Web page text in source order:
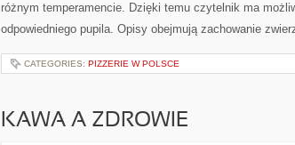
różnym temperamencie. Dzięki temu czytelnik ma
odpowiedniego pupila. Opisy obejmują zachowanie
CATEGORIES: PIZZERIE W POLSCE
KAWA A ZDROWIE